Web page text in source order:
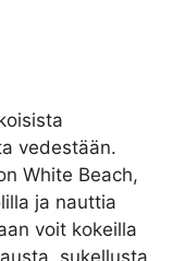
vedestään.
White Beach,
ja nauttia
voit kokeilla
sukellusta